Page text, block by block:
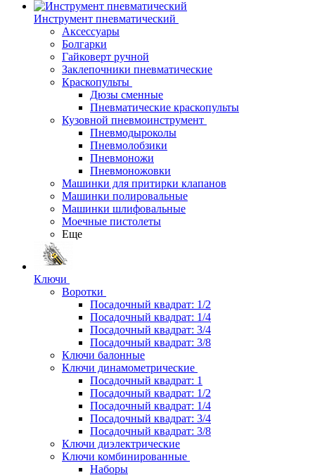
Инструмент пневматический
Аксессуары
Болгарки
Гайковерт ручной
Заклепочники пневматические
Краскопульты
Дюзы сменные
Пневматические краскопульты
Кузовной пневмоинструмент
Пневмодыроколы
Пневмолобзики
Пневмоножи
Пневмоножовки
Машинки для притирки клапанов
Машинки полировальные
Машинки шлифовальные
Моечные пистолеты
Еще
Ключи
Воротки
Посадочный квадрат: 1/2
Посадочный квадрат: 1/4
Посадочный квадрат: 3/4
Посадочный квадрат: 3/8
Ключи балонные
Ключи динамометрические
Посадочный квадрат: 1
Посадочный квадрат: 1/2
Посадочный квадрат: 1/4
Посадочный квадрат: 3/4
Посадочный квадрат: 3/8
Ключи диэлектрические
Ключи комбинированные
Наборы